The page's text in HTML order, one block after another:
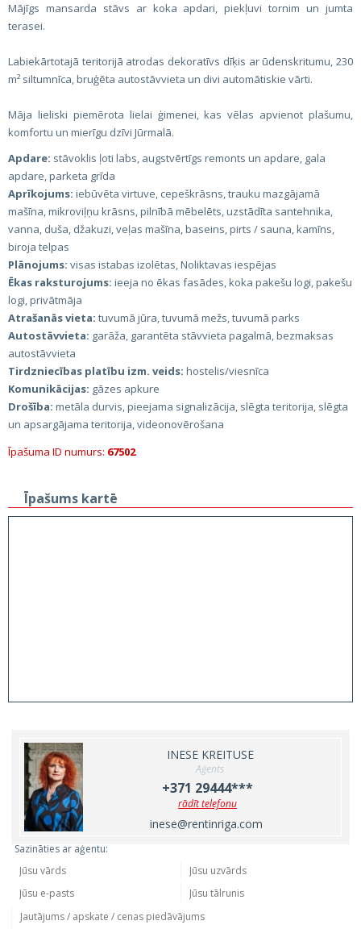
Mājīgs mansarda stāvs ar koka apdari, piekļuvi tornim un jumta
terasei.
Labiekārtotajā teritorijā atrodas dekoratīvs dīķis ar ūdenskritumu, 230
m² siltumnīca, bruģēta autostāvvieta un divi automātiskie vārti.
Māja lieliski piemērota lielai ģimenei, kas vēlas apvienot plašumu,
komfortu un mierīgu dzīvi Jūrmalā.
Apdare: stāvoklis ļoti labs, augstvērtīgs remonts un apdare, gala
apdare, parketa grīda
Aprīkojums: iebūvēta virtuve, cepeškrāsns, trauku mazgājamā
mašīna, mikroviļņu krāsns, pilnībā mēbelēts, uzstādīta santehnika,
vanna, duša, džakuzi, veļas mašīna, baseins, pirts / sauna, kamīns,
biroja telpas
Plānojums: visas istabas izolētas, Noliktavas iespējas
Ēkas raksturojums: ieeja no ēkas fasādes, koka pakešu logi, pakešu
logi, privātmāja
Atrašanās vieta: tuvumā jūra, tuvumā mežs, tuvumā parks
Autostāvvieta: garāža, garantēta stāvvieta pagalmā, bezmaksas
autostāvvieta
Tirdzniecības platību izm. veids: hostelis/viesnīca
Komunikācijas: gāzes apkure
Drošība: metāla durvis, pieejama signalizācija, slēgta teritorija, slēgta
un apsargājama teritorija, videonovērošana
Īpašuma ID numurs: 67502
Īpašums kartē
INESE KREITUSE
Aģents
+371 29444***
rādīt telefonu
inese@rentinriga.com
Sazināties ar aģentu: